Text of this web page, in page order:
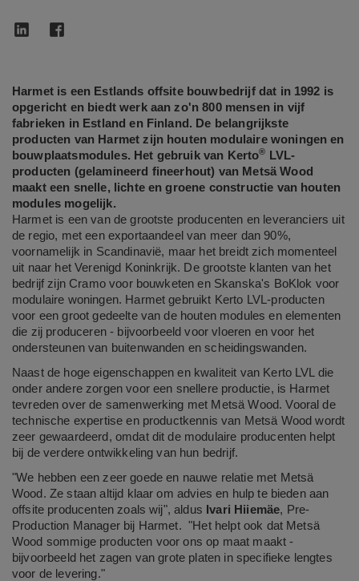
Harmet is een Estlands offsite bouwbedrijf dat in 1992 is
opgericht en biedt werk aan zo'n 800 mensen in vijf
fabrieken in Estland en Finland. De belangrijkste
producten van Harmet zijn houten modulaire woningen en
bouwplaatsmodules. Het gebruik van Kerto®
LVL-
producten (gelamineerd fineerhout) van Metsä Wood
maakt een snelle, lichte en groene constructie van houten
modules mogelijk.
Harmet is een van de grootste producenten en leveranciers uit
de regio, met een exportaandeel van meer dan 90%,
voornamelijk in Scandinavië, maar het breidt zich momenteel
uit naar het Verenigd Koninkrijk. De grootste klanten van het
bedrijf zijn Cramo voor bouwketen en Skanska's BoKlok voor
modulaire woningen. Harmet gebruikt Kerto LVL-producten
voor een groot gedeelte van de houten modules en elementen
die zij produceren - bijvoorbeeld voor vloeren en voor het
ondersteunen van buitenwanden en scheidingswanden.
Naast de hoge eigenschappen en kwaliteit van Kerto LVL die
onder andere zorgen voor een snellere productie, is Harmet
tevreden over de samenwerking met Metsä Wood. Vooral de
technische expertise en productkennis van Metsä Wood wordt
zeer gewaardeerd, omdat dit de modulaire producenten helpt
bij de verdere ontwikkeling van hun bedrijf.
"We hebben een zeer goede en nauwe relatie met Metsä
Wood. Ze staan altijd klaar om advies en hulp te bieden aan
offsite producenten zoals wij", aldus Ivari Hiiemäe, Pre-
Production Manager bij Harmet. "Het helpt ook dat Metsä
Wood sommige producten voor ons op maat maakt -
bijvoorbeeld het zagen van grote platen in specifieke lengtes
voor de levering."